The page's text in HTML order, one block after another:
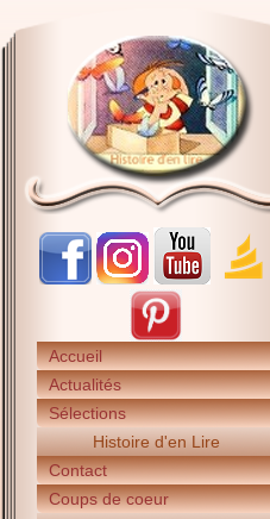
Accueil
Actualités
Sélections
Histoire d'en Lire
Contact
Coups de coeur